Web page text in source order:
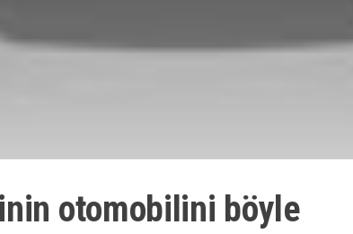
otomobilini böyle